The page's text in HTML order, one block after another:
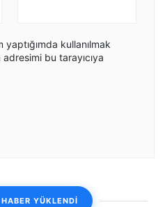
kullanılmak
bu tarayıcıya
YÜKLENDİ